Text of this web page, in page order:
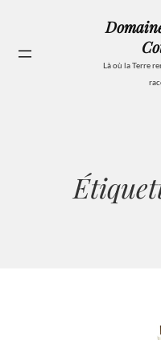
contenu
Là où la Terre